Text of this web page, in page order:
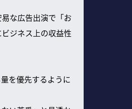
な広告出演で「お
ジネス上の収益性
を優先するように